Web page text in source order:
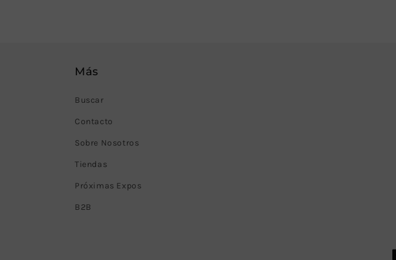
Más
Buscar
Contacto
Sobre Nosotros
Tiendas
Próximas Expos
B2B